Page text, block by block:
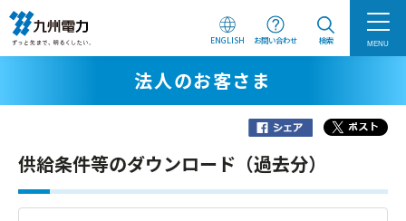
ENGLISH お問い合わせ 検索 MENU
法人のお客さま
供給条件等のダウンロード（過去分）